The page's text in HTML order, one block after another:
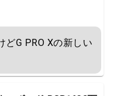
G PRO Xの新しい